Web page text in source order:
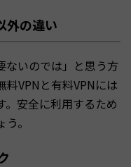
外の違い
ないのでは」と思う方
料VPNと有料VPNには
安全に利用するため
。